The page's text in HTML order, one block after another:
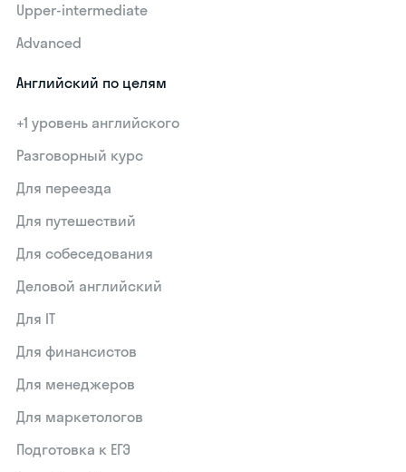
Upper-intermediate
Advanced
Английский по целям
+1 уровень английского
Разговорный курс
Для переезда
Для путешествий
Для собеседования
Деловой английский
Для IT
Для финансистов
Для менеджеров
Для маркетологов
Подготовка к ЕГЭ